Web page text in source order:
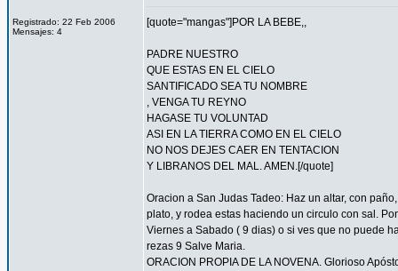
Registrado: 22 Feb 2006
Mensajes: 4
[quote="mangas"]POR LA BEBE,,
PADRE NUESTRO
QUE ESTAS EN EL CIELO
SANTIFICADO SEA TU NOMBRE
, VENGA TU REYNO
HAGASE TU VOLUNTAD
ASI EN LA TIERRA COMO EN EL CIELO
NO NOS DEJES CAER EN TENTACION
Y LIBRANOS DEL MAL. AMEN.[/quote]
Oracion a San Judas Tadeo: Haz un altar, con
plato, y rodea estas haciendo un circulo con sal.
Viernes a Sabado ( 9 dias) o si ves que no puede
rezas 9 Salve Maria.
ORACION PROPIA DE LA NOVENA. Glorioso